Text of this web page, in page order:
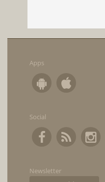
Apps
Social
Newsletter